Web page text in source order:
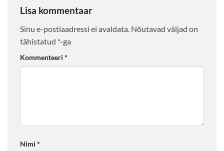
Lisa kommentaar
Sinu e-postiaadressi ei avaldata. Nõutavad väljad on
tähistatud *-ga
Kommenteeri *
Nimi *